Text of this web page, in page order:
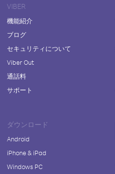
VIBER
機能紹介
ブログ
セキュリティについて
Viber Out
通話料
サポート
ダウンロード
Android
iPhone & iPad
Windows PC